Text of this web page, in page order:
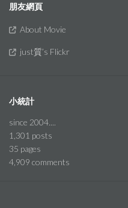
朋友網頁
About Movie
just質’s Flickr
小統計
since 2004....
1,301 posts
35 pages
4,909 comments